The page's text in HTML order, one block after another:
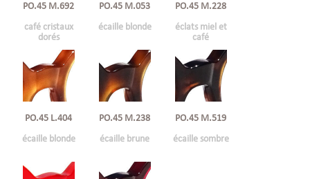
PO.45 M.692
café cristaux
dorés
PO.45 M.053
écaille blonde
PO.45 M.228
éclats miel et
café
PO.45 L.404
écaille blonde
PO.45 M.238
écaille brune
PO.45 M.519
écaille sombre